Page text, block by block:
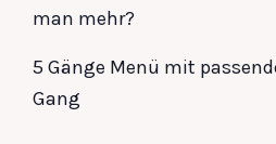
man mehr?
5 Gänge Menü mit
Gang